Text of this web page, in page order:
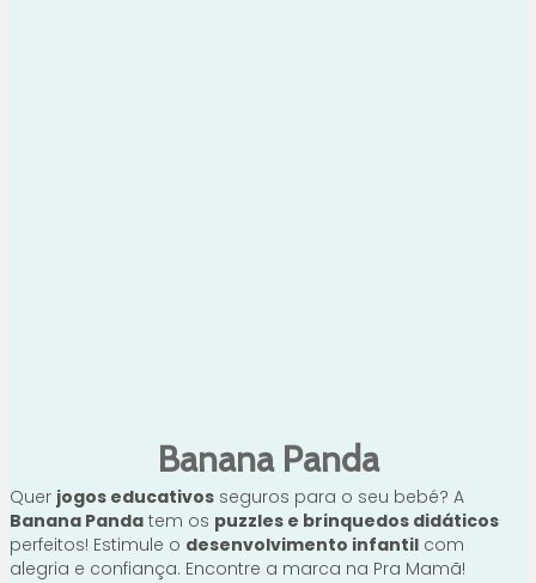
Banana Panda
Quer jogos educativos seguros para o seu bebé? A
Banana Panda tem os puzzles e brinquedos didáticos
perfeitos! Estimule o desenvolvimento infantil com
alegria e confiança. Encontre a marca na Pra Mamã!